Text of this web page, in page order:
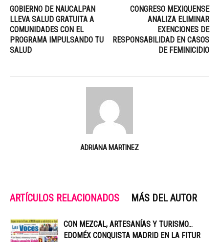
GOBIERNO DE NAUCALPAN
LLEVA SALUD GRATUITA A
COMUNIDADES CON EL
PROGRAMA IMPULSANDO TU
SALUD
CONGRESO MEXIQUENSE
ANALIZA ELIMINAR
EXENCIONES DE
RESPONSABILIDAD EN CASOS
DE FEMINICIDIO
ADRIANA MARTINEZ
ARTÍCULOS RELACIONADOS MÁS DEL AUTOR
CON MEZCAL, ARTESANÍAS Y TURISMO…
EDOMÉX CONQUISTA MADRID EN LA FITUR